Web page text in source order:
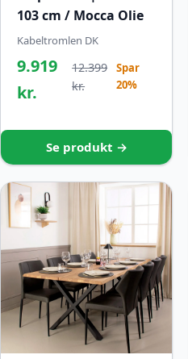
103 cm / Mocca Olie
Kabeltromlen DK
9.919
kr.
12.399
kr.
Spar
20%
Se produkt →